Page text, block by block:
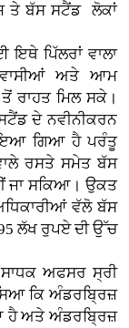
ਤੇ ਬੱਸ ਸਟੈਂਡ ਲੋਕਾਂ
ਪਿੱਲਰਾਂ ਵਾਲਾ
ਵਾਸੀਆਂ ਅਤੇ ਆਮ
ਰਾਹਤ ਮਿਲ ਸਕੇ।
ਦੇ ਨਵੀਨੀਕਰਨ
ਗਿਆ ਹੈ ਪਰੰਤੂ
ਰਸਤੇ ਸਮੇਤ ਬੱਸ
ਜਾ ਸਕਿਆ। ਉਕਤ
ਵੱਲੋਬੱਸ
ਲੱਖ ਰੁਪਏ ਦੀ ਉੱਚ
ਅਫਸਰ ਸ੍ਰੀ
ਕਿ ਅੰਡਰਬ੍ਰਿਜ਼
ਹੈ ਅਤੇ ਅੰਡਰਬ੍ਰਿਜ਼